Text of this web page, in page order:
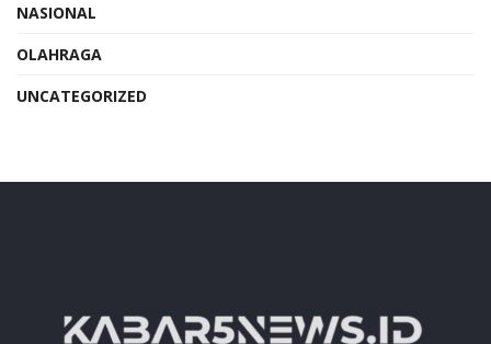
NASIONAL
OLAHRAGA
UNCATEGORIZED